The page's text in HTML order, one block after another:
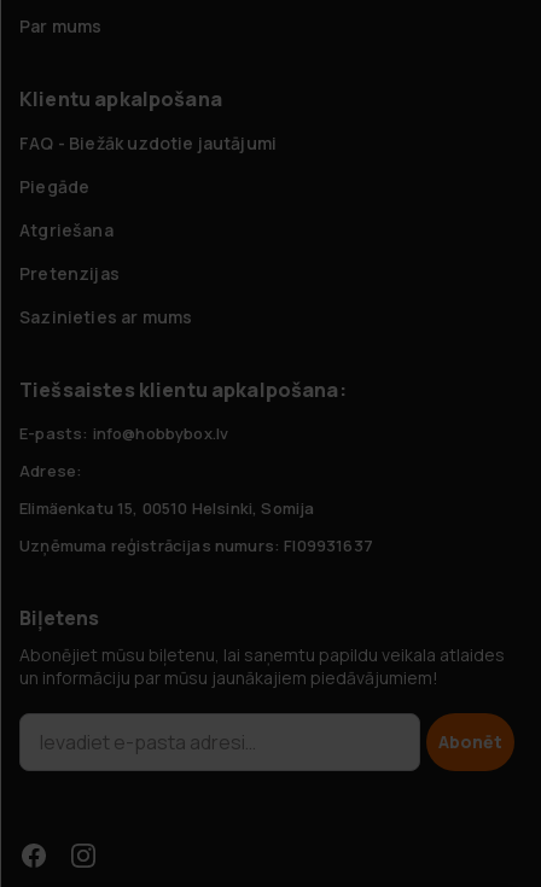
Par mums
Klientu apkalpošana
FAQ - Biežāk uzdotie jautājumi
Piegāde
Atgriešana
Pretenzijas
Sazinieties ar mums
Tiešsaistes klientu apkalpošana:
E-pasts: info@hobbybox.lv
Adrese:
Elimäenkatu 15, 00510 Helsinki, Somija
Uzņēmuma reģistrācijas numurs: FI09931637
Biļetens
Abonējiet mūsu biļetenu, lai saņemtu papildu veikala atlaides
un informāciju par mūsu jaunākajiem piedāvājumiem!
Abonēt